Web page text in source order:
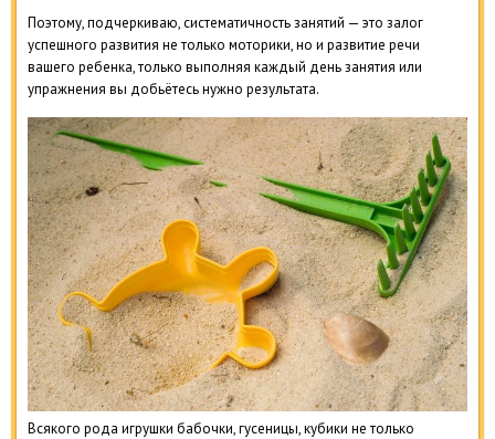
Поэтому, подчеркиваю, систематичность занятий — это залог
успешного развития не только моторики, но и развитие речи
вашего ребенка, только выполняя каждый день занятия или
упражнения вы добьётесь нужно результата.
Всякого рода игрушки бабочки, гусеницы, кубики не только